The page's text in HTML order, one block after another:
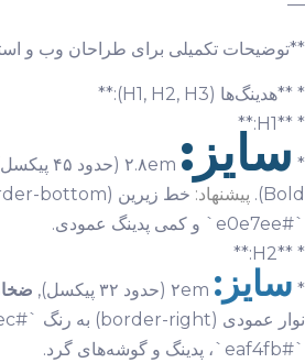
**توضیحات تکمیلی برای طراحان وب و
* **هدینگ‌ها (H1, H2, H3):**
* **H1:**
* سایز:
Bold).
پیشنهاد:
`#e0e7ee` و کمی پدینگ عمودی.
* **H2:**
* سایز:
`#eaf4fb`، پدینگ و گوشه‌های گرد.